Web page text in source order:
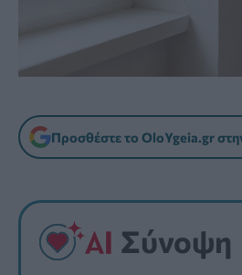
Προσθέστε το OloYgeia.gr
Σύνοψη